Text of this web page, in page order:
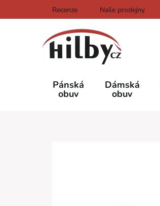
na
Recenze Naše prodejny
Pánská
obuv
Dámská
obuv